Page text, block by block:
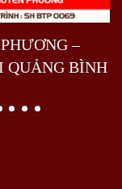
–
QUẢNG BÌNH